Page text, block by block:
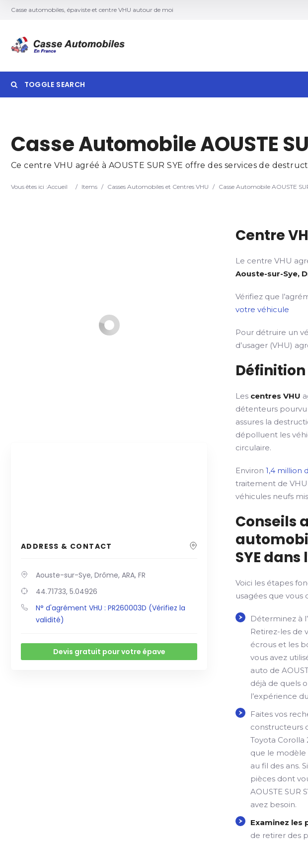
Casse automobiles, épaviste et centre VHU autour de moi
TOGGLE SEARCH
Search
Casse Automobile AOUSTE
Ce centre VHU agréé à AOUSTE SUR SYE offre des services de
Vous êtes ici :Accueil / Items / Casses Automobiles et Centres VHU / Casse Automobile AOUSTE
ADDRESS & CONTACT
Aouste-sur-Sye, Drôme, ARA, FR
44.71733, 5.04926
N° d'agrément VHU : PR260003D (Vérifiez la
validité)
Devis gratuit pour votre épave
Centre
Le centre VHU
Aouste-sur-Sye,
Vérifiez que
votre véhicule
Pour détruire un
d’usager (VHU)
Définition
Les centres VHU
détenteurs pourvu
assures la
dépolluent les
circulaire.
Environ1,4 million
traitement de VHU
véhicules neufs
Conseils
SYE dans
Voici les étapes
usagées que vous
Déterminez à
Retirez-les de
écrous et les
vous avez
auto de
déjà de quels
l’expérience
Faites vos
constructeurs
Toyota Corolla
que le modèle
au fil des ans.
pièces dont
AOUSTE SUR
avez besoin.
Examinez les
de retirer des